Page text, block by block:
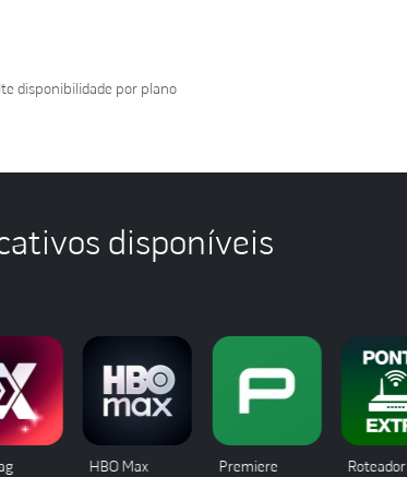
disponibilidade por plano
disponíveis
HBO Max Premiere
Roteador